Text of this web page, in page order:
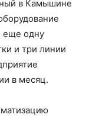
в Камышине
еще одну
и три линии
в месяц.